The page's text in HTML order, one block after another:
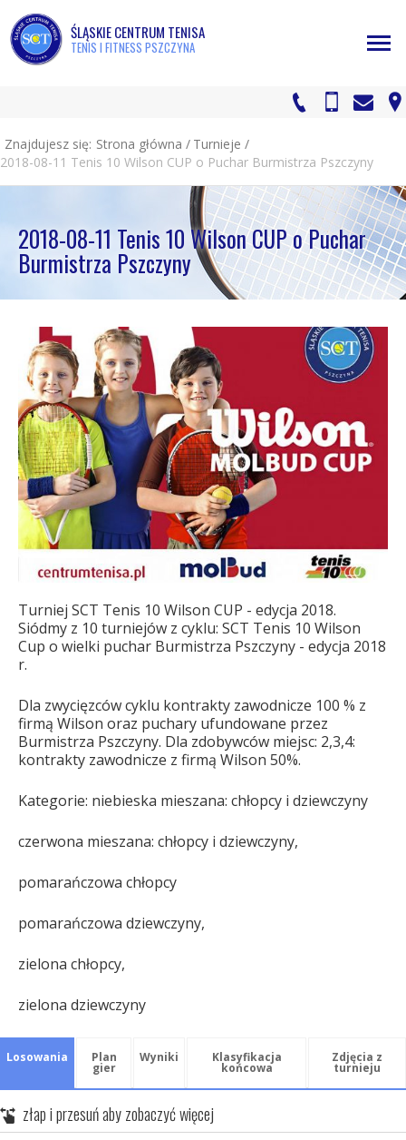
ŚLĄSKIE CENTRUM TENISA
TENIS I FITNESS PSZCZYNA
Znajdujesz się: Strona główna / Turnieje /
2018-08-11 Tenis 10 Wilson CUP o Puchar Burmistrza Pszczyny
2018-08-11 Tenis 10 Wilson CUP o Puchar
Burmistrza Pszczyny
Turniej SCT Tenis 10 Wilson CUP - edycja 2018.
Siódmy z 10 turniejów z cyklu: SCT Tenis 10 Wilson
Cup o wielki puchar Burmistrza Pszczyny - edycja 2018
r.
Dla zwycięzców cyklu kontrakty zawodnicze 100 % z
firmą Wilson oraz puchary ufundowane przez
Burmistrza Pszczyny. Dla zdobywców miejsc: 2,3,4:
kontrakty zawodnicze z firmą Wilson 50%.
Kategorie: niebieska mieszana: chłopcy i dziewczyny
czerwona mieszana: chłopcy i dziewczyny,
pomarańczowa chłopcy
pomarańczowa dziewczyny,
zielona chłopcy,
zielona dziewczyny
Losowania Plan
gier
Wyniki Klasyfikacja
końcowa
Zdjęcia z
turnieju